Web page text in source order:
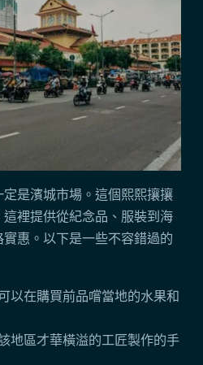
是濱城市場。這個熙熙攘攘
裡提供從紀念品、服裝到海
惠。以下是一些不容錯過的
以在購買前品嚐當地的水果和
地區才華橫溢的工匠製作的手